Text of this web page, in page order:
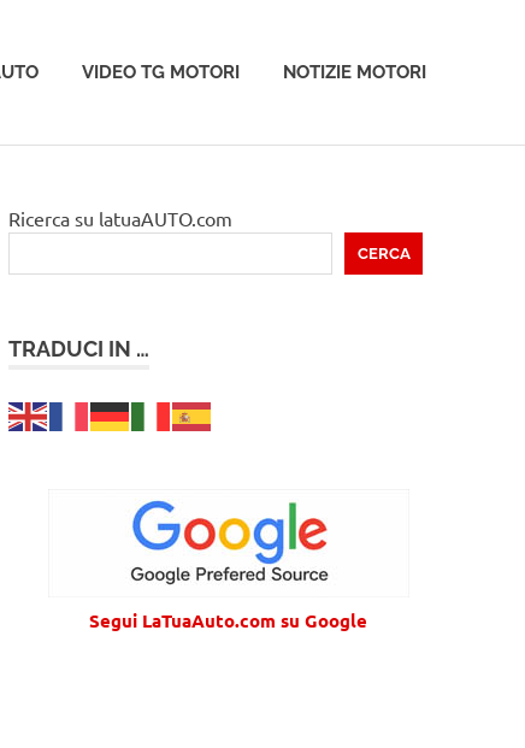
VIDEO TG MOTORI NOTIZIE MOTORI
Ricerca su latuaAUTO.com
CERCA
TRADUCI IN …
Segui LaTuaAuto.com su Google